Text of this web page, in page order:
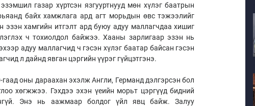
газар хүртсэн язгууртнууд мөн хүлэг баатрын
байх хамжлага ард агт морьдын өвс тэжээлийг
эзэн хамгийн итгэлт ард буюу адуу маллагчдаа хишиг
ч тохиолдол байжээ. Хааны зарлигаар эзэн нь
адуу маллагчид ч гэсэн хүлэг баатар байсан гэсэн
л дайнд явган цэргийн үүрэг гүйцэтгэнэ.
оны дараахан эхэлж Англи, Германд дэлгэрсэн бол
хөгжжээ. Гэхдээ эхэн үеийн морьт цэргүүд бидний
Энэ нь аажмаар болдог үйл явц байж. Залуу